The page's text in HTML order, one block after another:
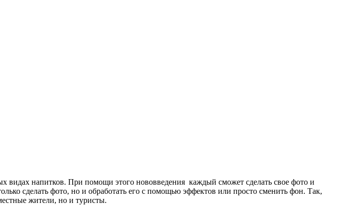
видах напитков. При помощи этого нововведения каждый сможет сделать свое фото и
сделать фото, но и обработать его с помощью эффектов или просто сменить фон. Так,
жители, но и туристы.